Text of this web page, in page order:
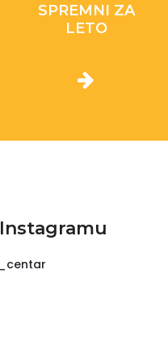
SPREMNI ZA
LETO